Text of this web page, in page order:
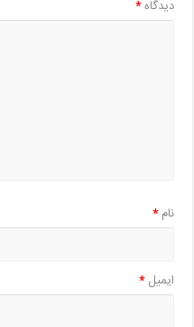
دیدگاه*
نام*
ایمیل*